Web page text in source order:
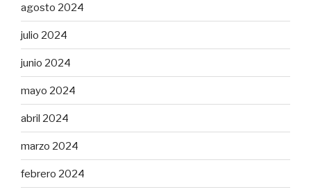
agosto 2024
julio 2024
junio 2024
mayo 2024
abril 2024
marzo 2024
febrero 2024